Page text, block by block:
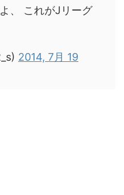
、 これがJリーグ
2014, 7月 19